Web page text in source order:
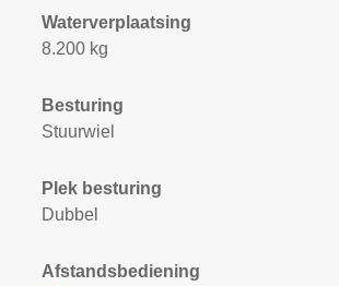
Waterverplaatsing
8.200 kg
Besturing
Stuurwiel
Plek besturing
Dubbel
Afstandsbediening